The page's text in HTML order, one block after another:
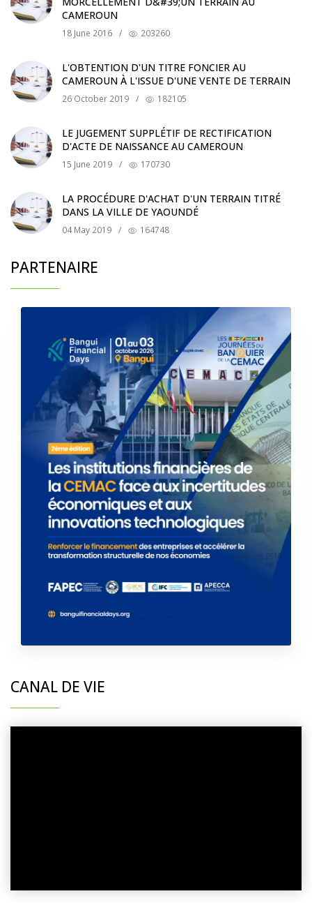
CAMEROUN
18 June 2016 / 203260
L'OBTENTION D'UN TITRE FONCIER AU
CAMEROUN À L'ISSUE D'UNE VENTE DE TERRAIN
26 October 2019 / 182105
LE JUGEMENT SUPPLÉTIF DE RECTIFICATION
D'ACTE DE NAISSANCE AU CAMEROUN
15 June 2019 / 170730
LA PROCÉDURE D'ACHAT D'UN TERRAIN TITRÉ
DANS LA VILLE DE YAOUNDÉ
04 May 2019 / 164748
PARTENAIRE
CANAL DE VIE